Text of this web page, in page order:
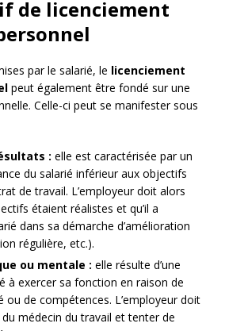
de licenciement
par le salarié, le licenciement
peut également être fondé sur une
Celle-ci peut se manifester sous
: elle est caractérisée par un
du salarié inférieur aux objectifs
de travail. L’employeur doit alors
étaient réalistes et qu’il a
dans sa démarche d’amélioration
régulière, etc.).
ou mentale : elle résulte d’une
à exercer sa fonction en raison de
ou de compétences. L’employeur doit
du médecin du travail et tenter de